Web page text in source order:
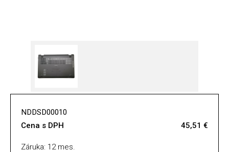
NDDSD00010
Cena s DPH
45,51 €
Záruka: 12 mes.